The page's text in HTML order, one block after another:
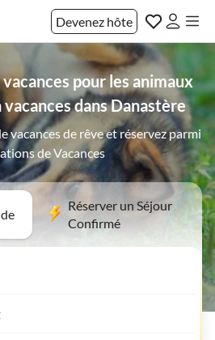
Devenez hôte
pour les animaux
dans Danastère
vacances de rêve et réservez parmi
de Vacances
Réserver un Séjour
Confirmé